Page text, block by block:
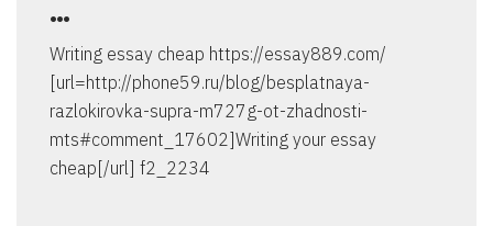
…
Writing essay cheap https://essay889.com/
[url=http://phone59.ru/blog/besplatnaya-
razlokirovka-supra-m727g-ot-zhadnosti-
mts#comment_17602]Writing your essay
cheap[/url] f2_2234